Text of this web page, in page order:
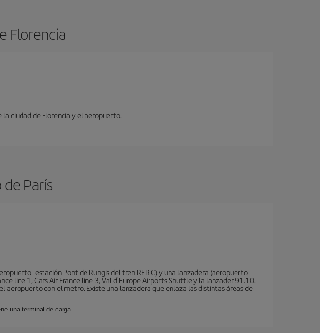
Florencia
ciudad de Florencia y el aeropuerto.
París
estación Pont de Rungis del tren RER C) y una lanzadera (aeropuerto-
line 1, Cars Air France line 3, Val d'Europe Airports Shuttle y la lanzader 91.10.
aeropuerto con el metro. Existe una lanzadera que enlaza las distintas áreas de
una terminal de carga.